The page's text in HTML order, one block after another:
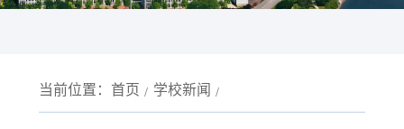
当前位置： 首页 学校新闻